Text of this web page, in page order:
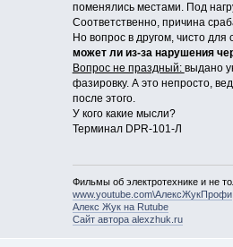
поменялись местами. Под
Соответственно, причина
Но вопрос в другом, чисто для
может ли из-за нарушения
Вопрос не праздный: выдано
фазировку. А это непросто,
после этого.
У кого какие мысли?
Терминал DPR-101-Л
Фильмы об электротехнике и не
www.youtube.com\АлексЖукПрофи
Алекс Жук на Rutube
Сайт автора alexzhuk.ru